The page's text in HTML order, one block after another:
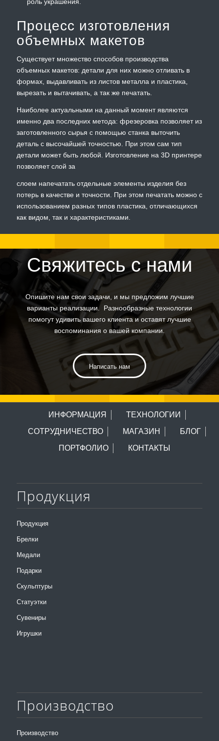
Процесс изготовления
объемных макетов
Существует множество способов производства
объемных макетов: детали для них можно отливать в
формах, выдавливать из листов металла и пластика,
вырезать и вытачивать, а так же печатать.
Наиболее актуальными на данный момент являются
именно два последних метода: фрезеровка позволяет из
заготовленного сырья с помощью станка выточить
деталь с высочайшей точностью. При этом сам тип
детали может быть любой. Изготовление на 3D принтере
позволяет слой за
слоем напечатать отдельные элементы изделия без
потерь в качестве и точности. При этом печатать можно с
использованием разных типов пластика, отличающихся
как видом, так и характеристиками.
Свяжитесь с нами
Опишите нам свои задачи, и мы предложим лучшие
варианты реализации. Разнообразные технологии
помогут удивить вашего клиента и оставят лучшие
воспоминания о вашей компании.
Написать нам
ИНФОРМАЦИЯ
ТЕХНОЛОГИИ
СОТРУДНИЧЕСТВО
МАГАЗИН
БЛОГ
ПОРТФОЛИО
КОНТАКТЫ
Продукция
Продукция
Брелки
Медали
Подарки
Скульптуры
Статуэтки
Сувениры
Игрушки
Производство
Производство